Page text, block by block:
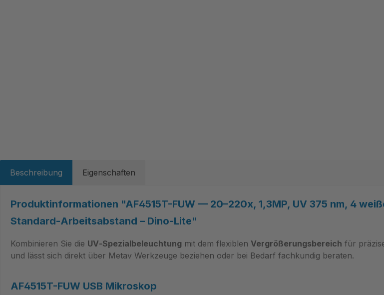
Beschreibung Eigenschaften
Produktinformationen "AF4515T-FUW — 20–220x, 1,3MP, UV 375 nm, 4
Standard‑Arbeitsabstand – Dino-Lite"
Kombinieren Sie die UV‑Spezialbeleuchtung mit dem flexiblen Vergrößerungsbereich für
und lässt sich direkt über Metav Werkzeuge beziehen oder bei Bedarf fachkundig beraten.
AF4515T-FUW USB Mikroskop